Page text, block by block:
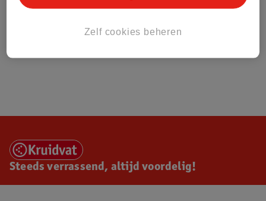
Steeds verrassend, altijd voordelig!
Zelf cookies beheren